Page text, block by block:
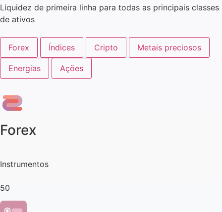
Liquidez de primeira linha para todas as principais classes
de ativos
Forex Índices Cripto Metais preciosos
Energias Ações
Forex
Instrumentos
50